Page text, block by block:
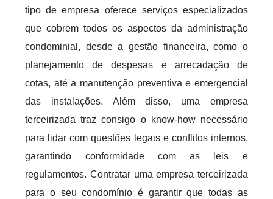
tipo de empresa oferece serviços especializados
que cobrem todos os aspectos da administração
condominial, desde a gestão financeira, como o
planejamento de despesas e arrecadação de
cotas, até a manutenção preventiva e emergencial
das instalações. Além disso, uma empresa
terceirizada traz consigo o know-how necessário
para lidar com questões legais e conflitos internos,
garantindo conformidade com as leis e
regulamentos. Contratar uma empresa terceirizada
para o seu condomínio é garantir que todas as